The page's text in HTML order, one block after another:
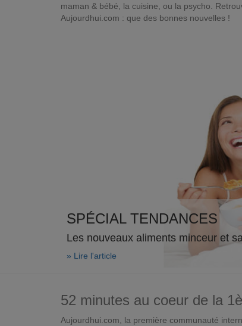
maman & bébé, la cuisine, ou la psycho.
Aujourdhui.com : que des bonnes nouvelles !
SPÉCIAL TENDANCES
Les nouveaux aliments minceur et
» Lire l'article
52 minutes au coeur de la
Aujourdhui.com, la première communauté